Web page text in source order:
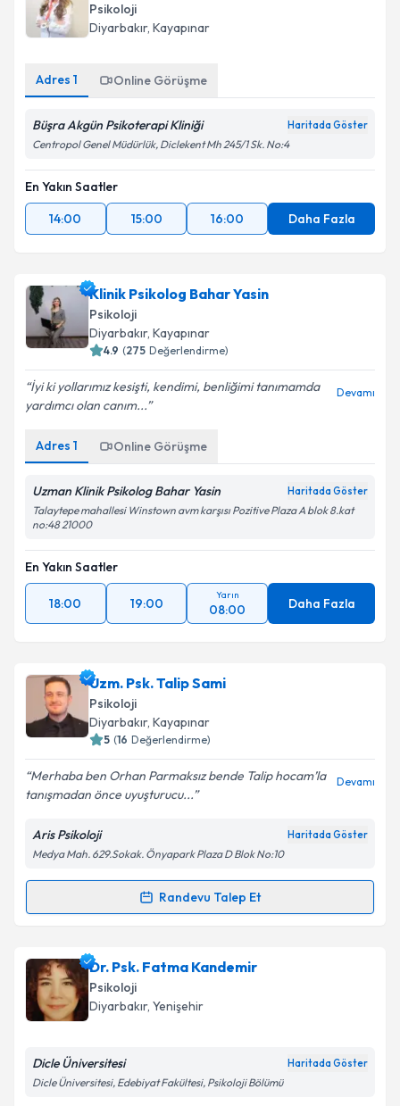
E-posta Adresiniz
Metni'ni okudum ve kişisel verilerimin belirtilen
kapsamda işlenmesini kabul ediyorum.
Takvim Talebini Gönder
Psikoloji
Diyarbakır, Kayapınar
Adres 1 Online Görüşme
Büşra Akgün Psikoterapi Kliniği Haritada Göster
Centropol Genel Müdürlük, Diclekent Mh 245/1 Sk. No:4
En Yakın Saatler
14:00
15:00 16:00 Daha Fazla
Klinik Psikolog Bahar Yasin
Psikoloji
Diyarbakır, Kayapınar
4.9 (275 Değerlendirme)
İyi ki yollarımız kesişti, kendimi, benliğimi tanımamda
yardımcı olan canım...
Devamı
Adres 1 Online Görüşme
Uzman Klinik Psikolog Bahar Yasin Haritada Göster
Talaytepe mahallesi Winstown avm karşısı Pozitive Plaza A blok 8.kat
no:48 21000
En Yakın Saatler
18:00 19:00
Yarın
08:00 Daha Fazla
Uzm. Psk. Talip Sami
Psikoloji
Diyarbakır, Kayapınar
5 (16 Değerlendirme)
Merhaba ben Orhan Parmaksız bende Talip hocam’la
tanışmadan önce uyuşturucu...
Devamı
Aris Psikoloji Haritada Göster
Medya Mah. 629.Sokak. Önyapark Plaza D Blok No:10
Randevu Talep Et
Randevu Takvimi Talebi
Uzm. Psk. Talip Samiiçin randevu takvimi talebi
oluşturun. Size bu uzmandan randevu almanız için bir
takvim hazırlandığında e-posta ile bilgilendireceğiz.
Dr. Psk. Fatma Kandemir
Psikoloji
Diyarbakır, Yenişehir
Dicle Üniversitesi Haritada Göster
Dicle Üniversitesi, Edebiyat Fakültesi, Psikoloji Bölümü